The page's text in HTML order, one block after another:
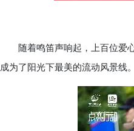
随着鸣笛声响起，上百位爱心
成为了阳光下最美的流动风景线